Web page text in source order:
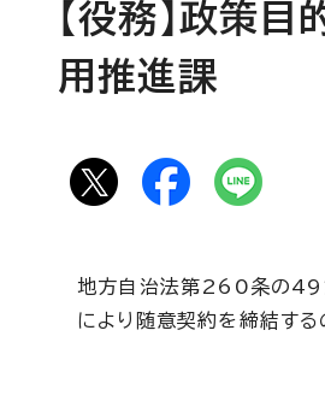
【役務】政策
用推進課
地方自治法第260条の49
により随意契約を締結す